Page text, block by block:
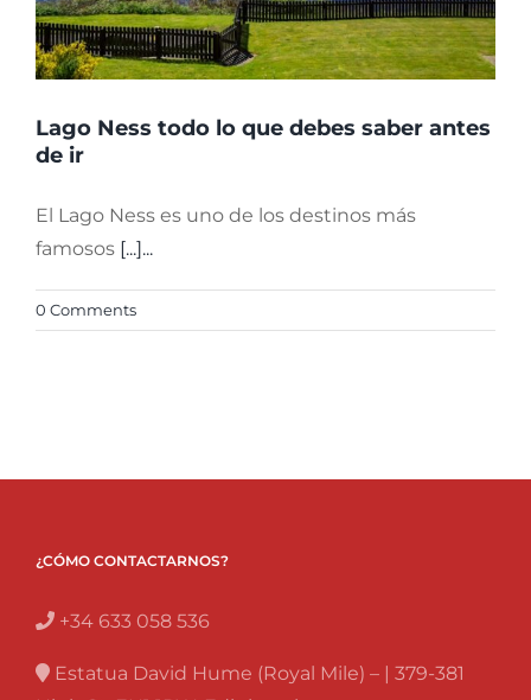
Lago Ness todo lo que debes saber antes
de ir
El Lago Ness es uno de los destinos más
famosos [...]...
0 Comments
¿CÓMO CONTACTARNOS?
+34 633 058 536
Estatua David Hume (Royal Mile) – | 379-381